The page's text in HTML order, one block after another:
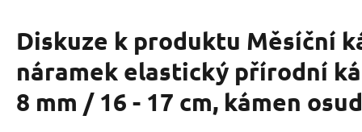
Diskuze k produktu Měsíční
náramek elastický přírodní
8 mm / 16 - 17 cm, kámen